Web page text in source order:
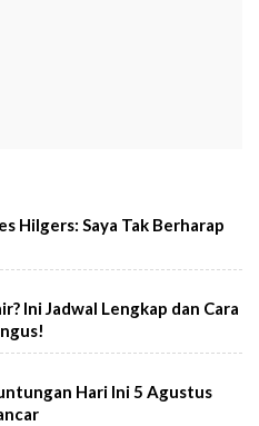
Hilgers: Saya Tak Berharap
Ini Jadwal Lengkap dan Cara
Hari Ini 5 Agustus